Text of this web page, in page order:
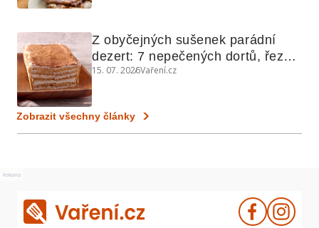
Z obyčejných sušenek parádní
dezert: 7 nepečených dortů, řezů
a koláčů
15. 07. 2026Vaření.cz
Zobrazit všechny články
Reklama